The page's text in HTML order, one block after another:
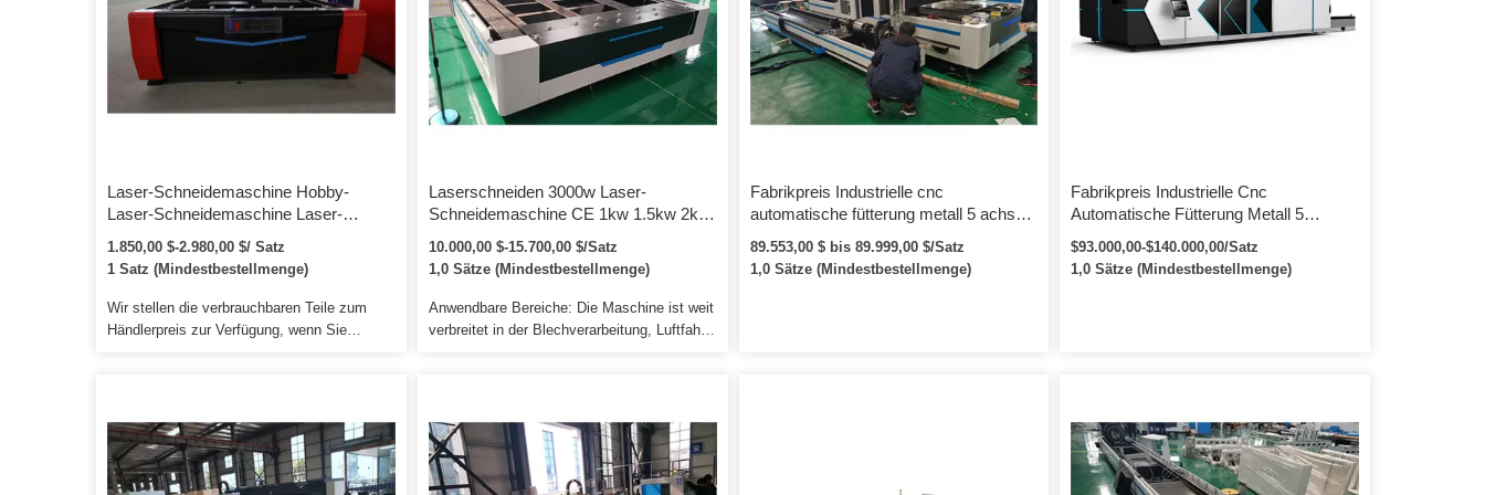
den Mantel oder den Kern selbst in einer
Richtung parallel zum Faserkern.
Laser-Schneidemaschine Hobby-
Laser-Schneidemaschine Laser-
Schneidemaschine für Rohre und
Bleche 1000 W 2000 W 3000 W
1.850,00 $-2.980,00 $/ Satz
1 Satz (Mindestbestellmenge)
Wir stellen die verbrauchbaren Teile zum
Händlerpreis zur Verfügung, wenn Sie
Jetzt produziert und liefert Viooo drei Serien,
Dutzende von industriellen Lasergeräten.
Laserschneiden 3000w Laser-
Schneidemaschine CE 1kw 1.5kw 2kw
3kw 4kw Cnc Blechoptikfaser-Laser-
Schneidemaschine / 1000w 1500w
2000w 3000w Faserlaser-
Schneideausrüstung
10.000,00 $-15.700,00 $/Satz
1,0 Sätze (Mindestbestellmenge)
Anwendbare Bereiche: Die Maschine ist weit
verbreitet in der Blechverarbeitung, Luftfahrt,
Schiffen, metallurgischen Geräten,
Aufzügen, Haushaltsgeräten,
handwerklichen Geschenken,
Werkzeugverarbeitung, Dekoration,
Fabrikpreis Industrielle cnc
automatische fütterung metall 5 achsen
3d faserlaser rohrschneidemaschine
hersteller für ms
89.553,00 $ bis 89.999,00 $/Satz
1,0 Sätze (Mindestbestellmenge)
Fabrikpreis Industrielle Cnc
Automatische Fütterung Metall 5
Achsen 3D Faserlaserrohr
Rohrschneidemaschine Hersteller
$93.000,00-$140.000,00/Satz
1,0 Sätze (Mindestbestellmenge)